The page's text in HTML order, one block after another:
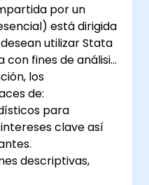
de datos y
por un
está dirigida
utilizar Stata
con fines de análisis
los
de:
para
clave así
descriptivas,